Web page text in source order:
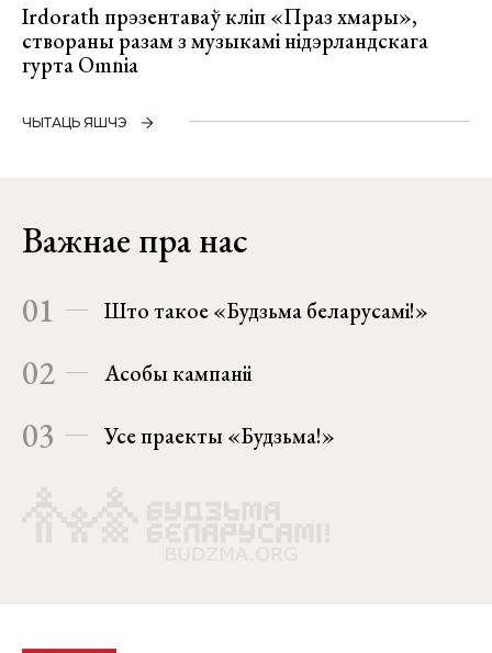
Irdorath прэзентаваў кліп «Праз хмары»,
створаны разам з музыкамі нідэрландскага
гурта Omnia
ЧЫТАЦЬ ЯШЧЭ
Важнае пра нас
01 Што такое «Будзьма беларусамі!»
02 Асобы кампаніі
03 Усе праекты «Будзьма!»